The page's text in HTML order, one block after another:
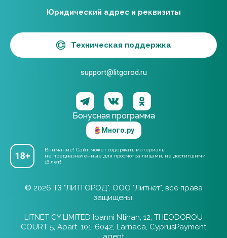
Бонусная программа
Много.ру
Внимание! Сайт может содержать материалы,
не предназначенные для просмотра лицами, не достигшими
18 лет!
Юридический адрес и реквизиты
Техническая поддержка
support@litgorod.ru
© 2026 ТЗ "ЛИТГОРОД". ООО "Литнет", все права
защищены.
LITNET CY LIMITED Ioanni Ntinan, 12, THEODOROU
COURT 5, Apart. 101, 6042, Larnaca, CyprusPayment